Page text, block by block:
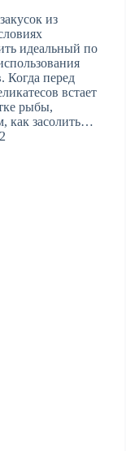
из
идеальный по
Когда перед
встает
рыбы,
как засолить…